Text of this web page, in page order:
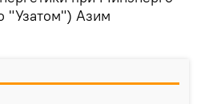
"Узатом") Азим